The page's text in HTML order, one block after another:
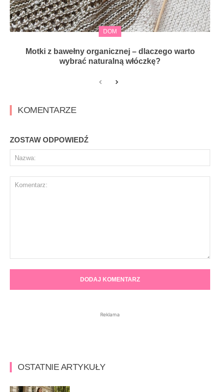
DOM
Motki z bawełny organicznej – dlaczego warto
wybrać naturalną włóczkę?
KOMENTARZE
ZOSTAW ODPOWIEDŹ
Reklama
OSTATNIE ARTYKUŁY